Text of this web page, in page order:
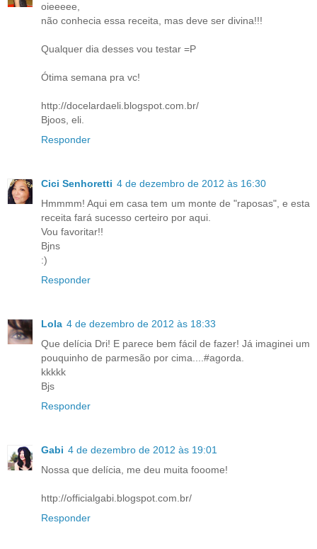
oieeeee,
não conhecia essa receita, mas deve ser divina!!!
Qualquer dia desses vou testar =P
Ótima semana pra vc!
http://docelardaeli.blogspot.com.br/
Bjoos, eli.
Responder
Cici Senhoretti 4 de dezembro de 2012 às 16:30
Hmmmm! Aqui em casa tem um monte de "raposas", e esta
receita fará sucesso certeiro por aqui.
Vou favoritar!!
Bjns
:)
Responder
Lola 4 de dezembro de 2012 às 18:33
Que delícia Dri! E parece bem fácil de fazer! Já imaginei um
pouquinho de parmesão por cima....#agorda.
kkkkk
Bjs
Responder
Gabi 4 de dezembro de 2012 às 19:01
Nossa que delícia, me deu muita fooome!
http://officialgabi.blogspot.com.br/
Responder